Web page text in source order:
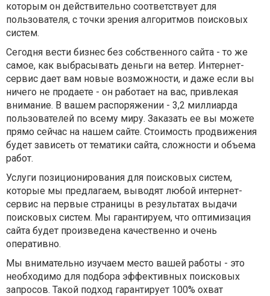
которым он действительно соответствует для
пользователя, с точки зрения алгоритмов поисковых
систем.
Сегодня вести бизнес без собственного сайта - то же
самое, как выбрасывать деньги на ветер. Интернет-
сервис дает вам новые возможности, и даже если вы
ничего не продаете - он работает на вас, привлекая
внимание. В вашем распоряжении - 3,2 миллиарда
пользователей по всему миру. Заказать ее вы можете
прямо сейчас на нашем сайте. Стоимость продвижения
будет зависеть от тематики сайта, сложности и объема
работ.
Услуги позиционирования для поисковых систем,
которые мы предлагаем, выводят любой интернет-
сервис на первые страницы в результатах выдачи
поисковых систем. Мы гарантируем, что оптимизация
сайта будет произведена качественно и очень
оперативно.
Мы внимательно изучаем место вашей работы - это
необходимо для подбора эффективных поисковых
запросов. Такой подход гарантирует 100% охват